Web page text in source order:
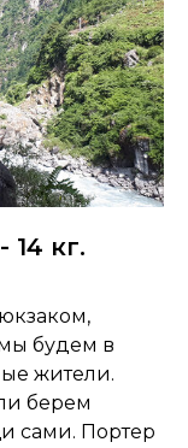
14 кг.
мы будем в
жители.
берем
сами. Портер